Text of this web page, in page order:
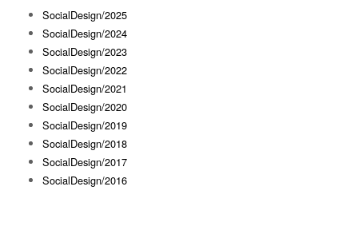
SocialDesign/2025
SocialDesign/2024
SocialDesign/2023
SocialDesign/2022
SocialDesign/2021
SocialDesign/2020
SocialDesign/2019
SocialDesign/2018
SocialDesign/2017
SocialDesign/2016